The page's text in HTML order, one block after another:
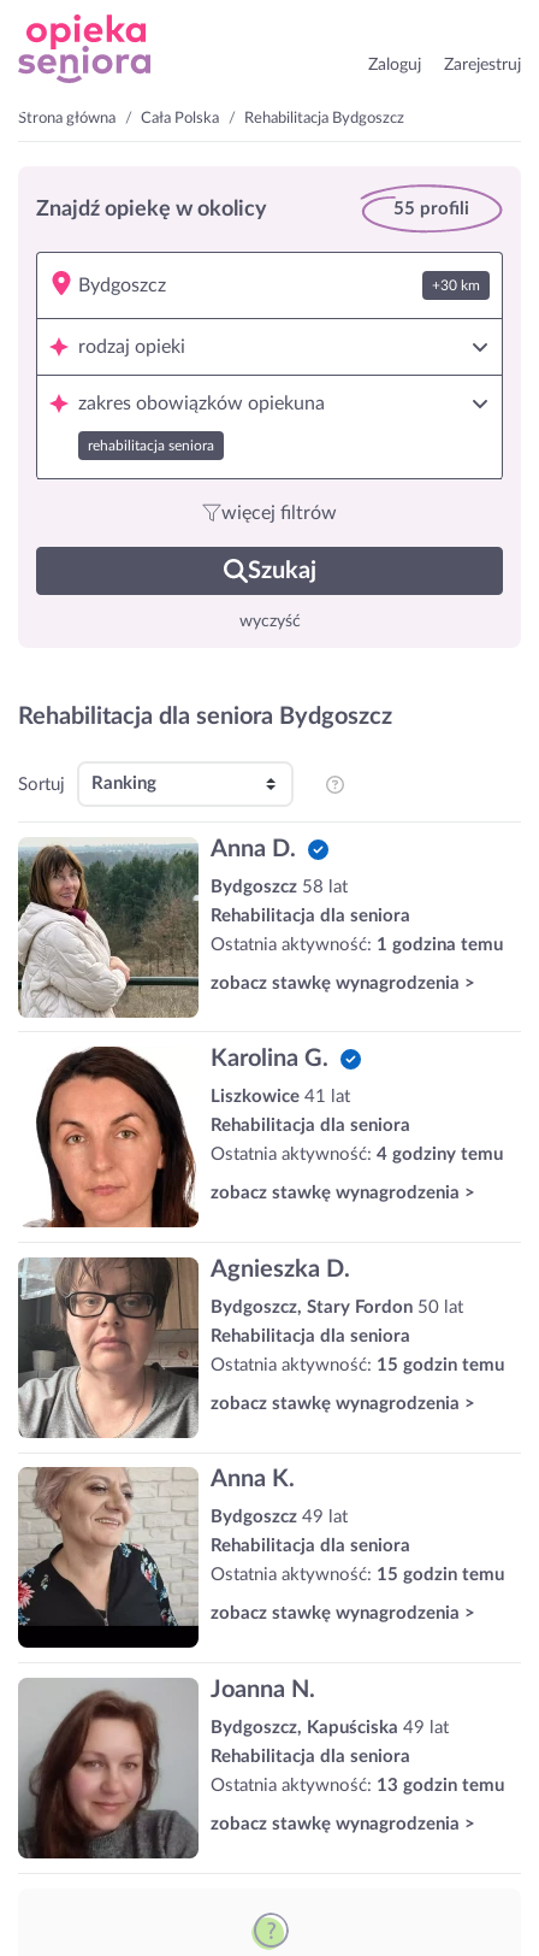
Zaloguj Zarejestruj
Strona główna Cała Polska Rehabilitacja Bydgoszcz
Znajdź opiekę w okolicy 55 profili
+30 km
rodzaj opieki
zakres obowiązków opiekuna
rehabilitacja seniora
więcej filtrów
Szukaj
wyczyść
Rehabilitacja dla seniora Bydgoszcz
Sortuj
Anna D.
Bydgoszcz 58 lat
Rehabilitacja dla seniora
Ostatnia aktywność: 1 godzina temu
zobacz stawkę wynagrodzenia >
Karolina G.
Liszkowice 41 lat
Rehabilitacja dla seniora
Ostatnia aktywność: 4 godziny temu
zobacz stawkę wynagrodzenia >
Agnieszka D.
Bydgoszcz, Stary Fordon 50 lat
Rehabilitacja dla seniora
Ostatnia aktywność: 15 godzin temu
zobacz stawkę wynagrodzenia >
Anna K.
Bydgoszcz 49 lat
Rehabilitacja dla seniora
Ostatnia aktywność: 15 godzin temu
zobacz stawkę wynagrodzenia >
Joanna N.
Bydgoszcz, Kapuściska 49 lat
Rehabilitacja dla seniora
Ostatnia aktywność: 13 godzin temu
zobacz stawkę wynagrodzenia >